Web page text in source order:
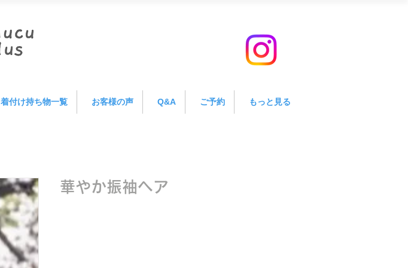
着付け持ち物一覧 お客様の声 Q&A ご予約 もっと見る
華やか振袖ヘア